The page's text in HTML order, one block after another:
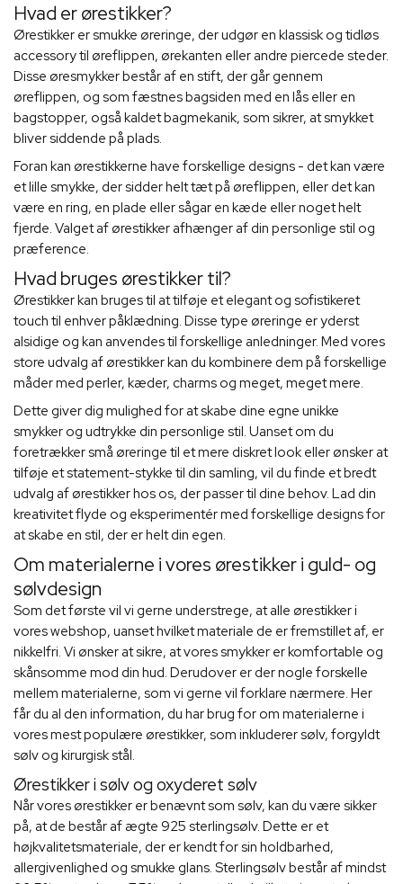
Hvad er ørestikker?
Ørestikker er smukke øreringe, der udgør en klassisk og tidløs
accessory til øreflippen, ørekanten eller andre piercede steder.
Disse øresmykker består af en stift, der går gennem
øreflippen, og som fæstnes bagsiden med en lås eller en
bagstopper, også kaldet bagmekanik, som sikrer, at smykket
bliver siddende på plads.
Foran kan ørestikkerne have forskellige designs - det kan være
et lille smykke, der sidder helt tæt på øreflippen, eller det kan
være en ring, en plade eller sågar en kæde eller noget helt
fjerde. Valget af ørestikker afhænger af din personlige stil og
præference.
Hvad bruges ørestikker til?
Ørestikker kan bruges til at tilføje et elegant og sofistikeret
touch til enhver påklædning. Disse type øreringe er yderst
alsidige og kan anvendes til forskellige anledninger. Med vores
store udvalg af ørestikker kan du kombinere dem på forskellige
måder med perler, kæder, charms og meget, meget mere.
Dette giver dig mulighed for at skabe dine egne unikke
smykker og udtrykke din personlige stil. Uanset om du
foretrækker små øreringe til et mere diskret look eller ønsker at
tilføje et statement-stykke til din samling, vil du finde et bredt
udvalg af ørestikker hos os, der passer til dine behov. Lad din
kreativitet flyde og eksperimentér med forskellige designs for
at skabe en stil, der er helt din egen.
Om materialerne i vores ørestikker i guld- og
sølvdesign
Som det første vil vi gerne understrege, at alle ørestikker i
vores webshop, uanset hvilket materiale de er fremstillet af, er
nikkelfri. Vi ønsker at sikre, at vores smykker er komfortable og
skånsomme mod din hud. Derudover er der nogle forskelle
mellem materialerne, som vi gerne vil forklare nærmere. Her
får du al den information, du har brug for om materialerne i
vores mest populære ørestikker, som inkluderer sølv, forgyldt
sølv og kirurgisk stål.
Ørestikker i sølv og oxyderet sølv
Når vores ørestikker er benævnt som sølv, kan du være sikker
på, at de består af ægte 925 sterlingsølv. Dette er et
højkvalitetsmateriale, der er kendt for sin holdbarhed,
allergivenlighed og smukke glans. Sterlingsølv består af mindst